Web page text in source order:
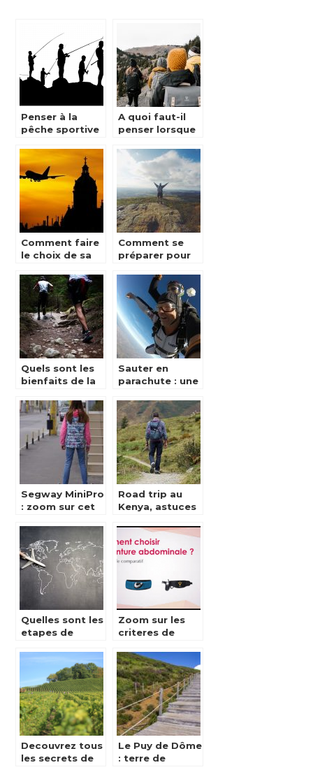
Penser à la
pêche sportive
sportive durant
un voyage.
A quoi faut-il
penser lorsque
randonnée ?
Comment faire
le choix de sa
pour un
voyage?
Comment se
préparer pour
randonnée en
montagne ?
Quels sont les
bienfaits de la
Sauter en
parachute : une
connait un
succes
grandissant !
Segway MiniPro
: zoom sur cet
Gyroscope
hallucinant
Road trip au
Kenya, astuces
Quelles sont les
etapes de
d’un
deplacement
professionnel ?
Zoom sur les
criteres de
meilleure
ceinture
abdominale
pour bruler les
graisses !
Decouvrez tous
les secrets de
Le Puy de Dôme
: terre de